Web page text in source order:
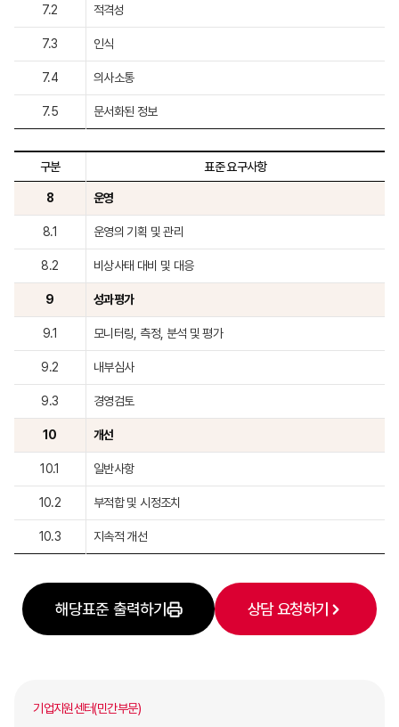
7.2 적격성
7.3 인식
7.4 의사소통
7.5 문서화된 정보
구분 표준 요구사항
8 운영
8.1 운영의 기획 및 관리
8.2 비상사태 대비 및 대응
9 성과평가
9.1 모니터링, 측정, 분석 및 평가
9.2 내부심사
9.3 경영검토
10 개선
10.1 일반사항
10.2 부적합 및 시정조치
10.3 지속적 개선
해당표준 출력하기 상담 요청하기
기업지원센터(민간부문)